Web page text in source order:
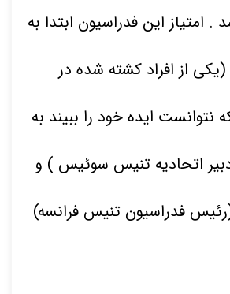
. امتیاز این فدراسیون ابتدا به
(یکی از افراد کشته شده در
نتوانست ایده خود را ببیند به
دبیر اتحادیه تنیس سوئیس ) و
فدراسیون تنیس فرانسه)